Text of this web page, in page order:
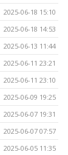
2025-06-18 15:10
2025-06-18 14:53
2025-06-13 11:44
2025-06-11 23:21
2025-06-11 23:10
2025-06-09 19:25
2025-06-07 19:31
2025-06-07 07:57
2025-06-05 11:35